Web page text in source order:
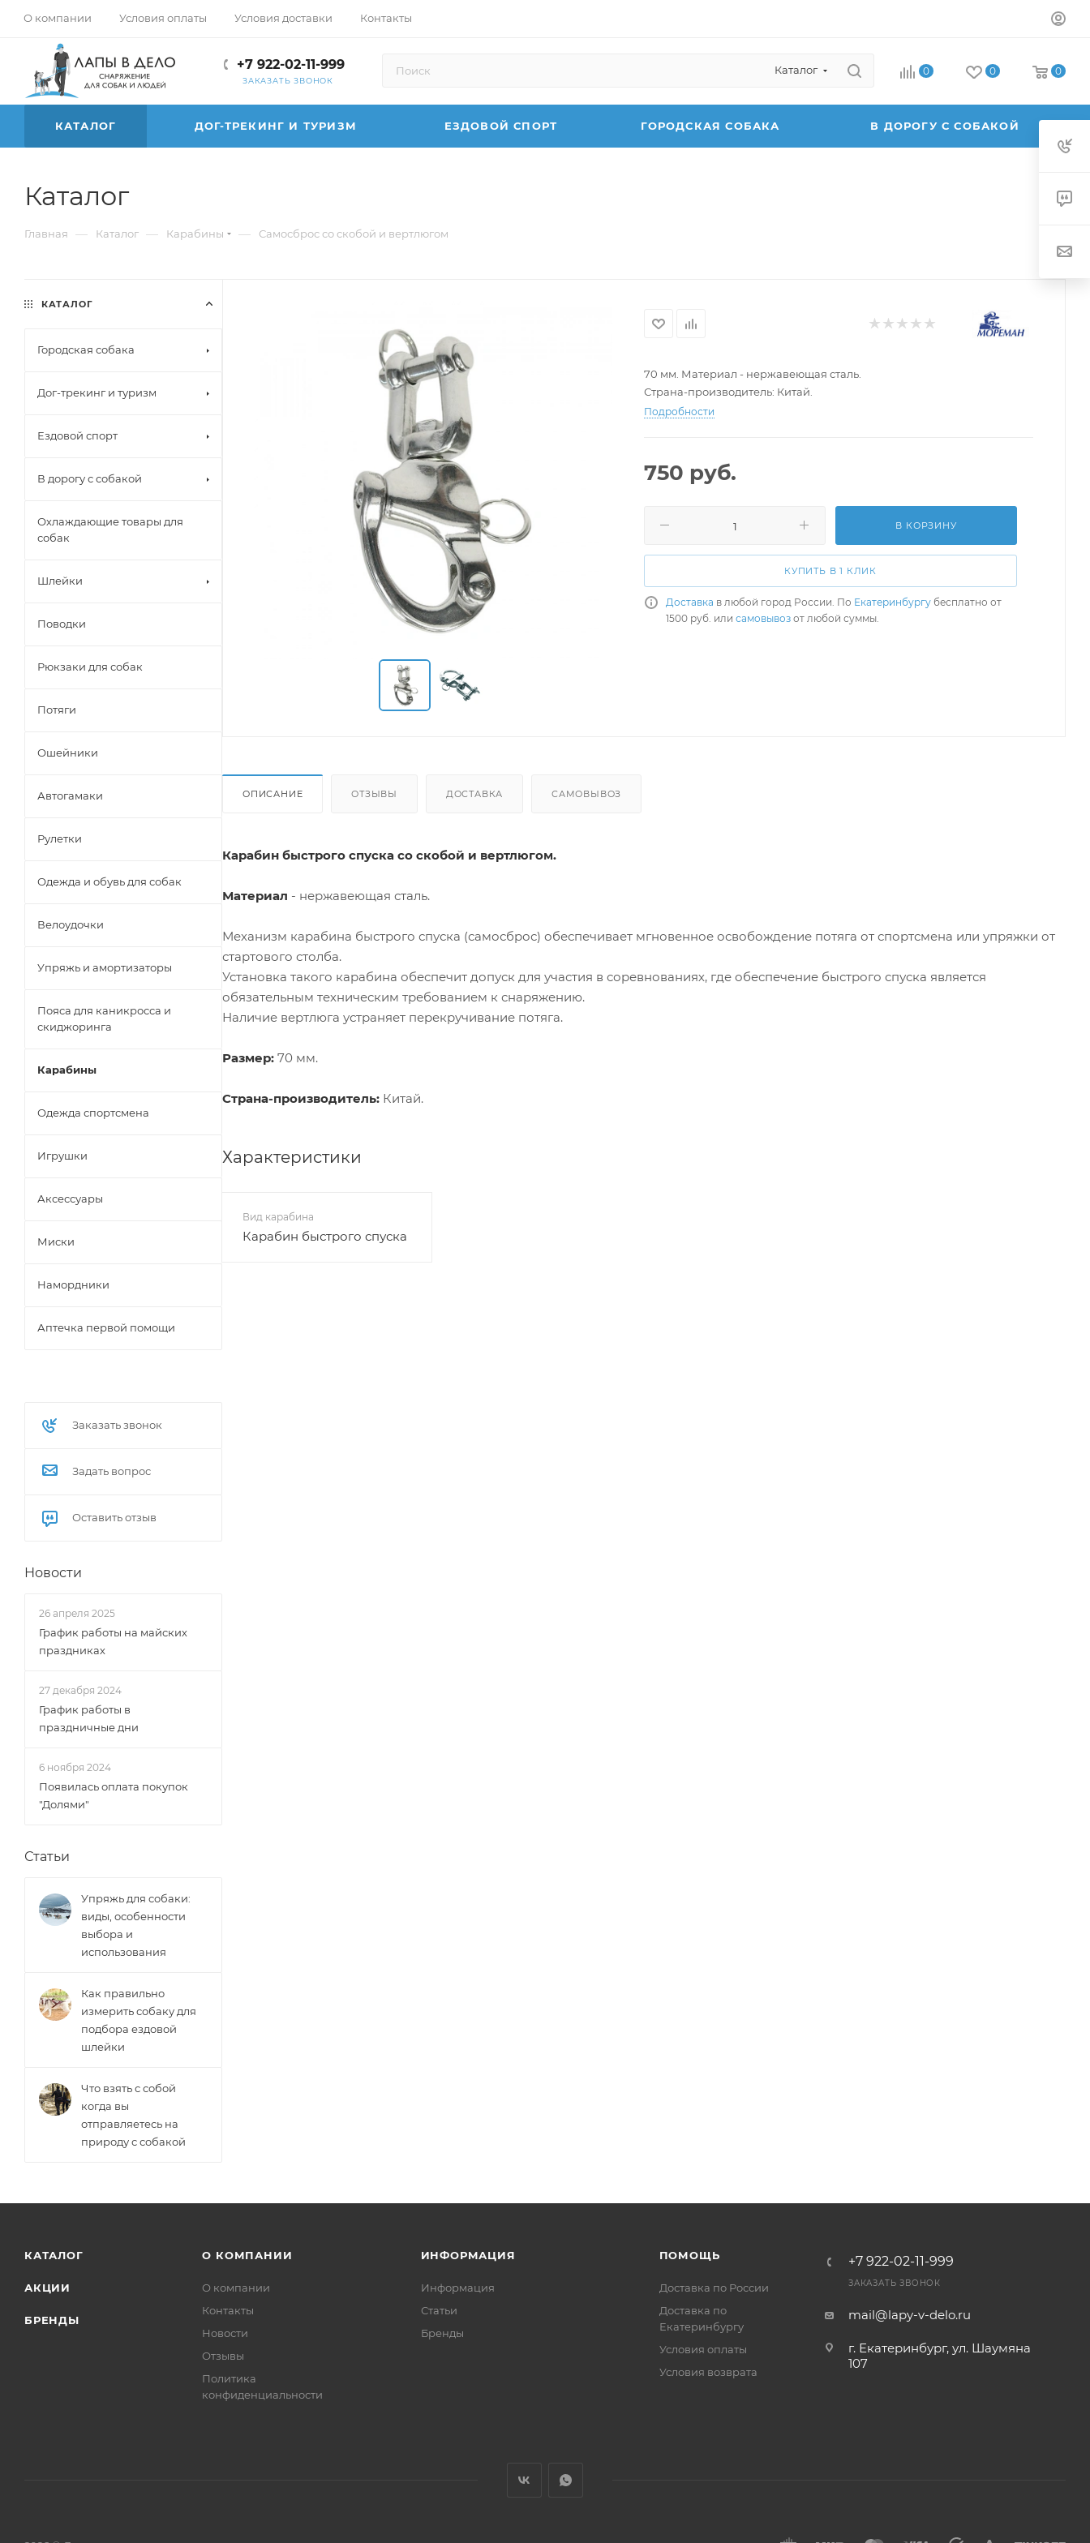
О компании Условия оплаты Условия доставки Контакты
+7 922-02-11-999
ЗАКАЗАТЬ ЗВОНОК
Каталог 0 0 0
КАТАЛОГ ДОГ-ТРЕКИНГ И ТУРИЗМ ЕЗДОВОЙ СПОРТ ГОРОДСКАЯ СОБАКА В ДОРОГУ С СОБАКОЙ
Каталог
Главная — Каталог — Карабины — Самосброс со скобой и вертлюгом
70 мм. Материал - нержавеющая сталь.
Страна-производитель: Китай.
Подробности
750 руб.
В КОРЗИНУ
КУПИТЬ В 1 КЛИК
Доставка в любой город России. По Екатеринбургу бесплатно от
1500 руб. или самовывоз от любой суммы.
ОПИСАНИЕ ОТЗЫВЫ ДОСТАВКА САМОВЫВОЗ
Карабин быстрого спуска со скобой и вертлюгом.
Материал - нержавеющая сталь.
Механизм карабина быстрого спуска (самосброс) обеспечивает мгновенное освобождение потяга от спортсмена или упряжки от
стартового столба.
Установка такого карабина обеспечит допуск для участия в соревнованиях, где обеспечение быстрого спуска является
обязательным техническим требованием к снаряжению.
Наличие вертлюга устраняет перекручивание потяга.
Размер: 70 мм.
Страна-производитель: Китай.
Характеристики
Вид карабина
Карабин быстрого спуска
КАТАЛОГ
Городская собака
Дог-трекинг и туризм
Ездовой спорт
В дорогу с собакой
Охлаждающие товары для
собак
Шлейки
Поводки
Рюкзаки для собак
Потяги
Ошейники
Автогамаки
Рулетки
Одежда и обувь для собак
Велоудочки
Упряжь и амортизаторы
Пояса для каникросса и
скиджоринга
Карабины
Одежда спортсмена
Игрушки
Аксессуары
Миски
Намордники
Аптечка первой помощи
Заказать звонок
Задать вопрос
Оставить отзыв
Новости
26 апреля 2025
График работы на майских
праздниках
27 декабря 2024
График работы в
праздничные дни
6 ноября 2024
Появилась оплата покупок
"Долями"
Статьи
Упряжь для собаки:
виды, особенности
выбора и
использования
Как правильно
измерить собаку для
подбора ездовой
шлейки
Что взять с собой
когда вы
отправляетесь на
природу с собакой
КАТАЛОГ
АКЦИИ
БРЕНДЫ
О КОМПАНИИ
О компании
Контакты
Новости
Отзывы
Политика
конфиденциальности
ИНФОРМАЦИЯ
Информация
Статьи
Бренды
ПОМОЩЬ
Доставка по России
Доставка по
Екатеринбургу
Условия оплаты
Условия возврата
+7 922-02-11-999
ЗАКАЗАТЬ ЗВОНОК
mail@lapy-v-delo.ru
г. Екатеринбург, ул. Шаумяна
107